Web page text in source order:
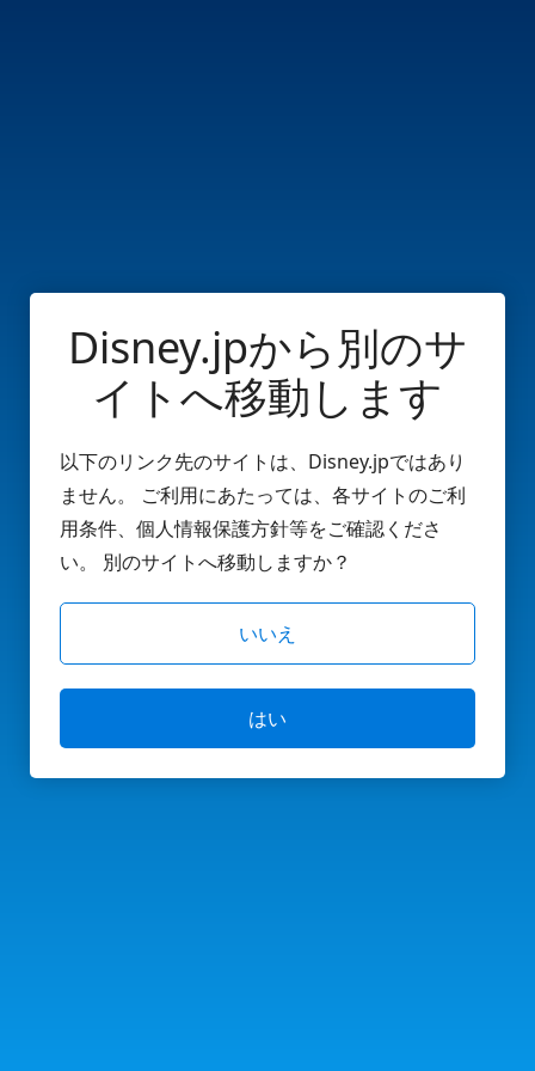
Disney.jpから別のサ
イトへ移動します
以下のリンク先のサイトは、Disney.jpではあり
ません。 ご利用にあたっては、各サイトのご利
用条件、個人情報保護方針等をご確認くださ
い。 別のサイトへ移動しますか？
いいえ
はい